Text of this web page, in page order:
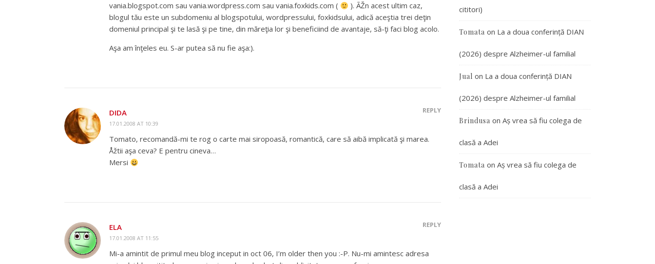
vania.blogspot.com sau vania.wordpress.com sau vania.foxkids.com (
). ÃŽn acest ultim caz,
blogul tău este un subdomeniu al blogspotului, wordpressului, foxkidsului, adică aceştia trei deţin
domeniul principal şi te lasă şi pe tine, din măreţia lor şi beneficiind de avantaje, să-ţi faci blog acolo.
Aşa am înţeles eu. S-ar putea să nu fie aşa:).
DIDA
17.01.2008 AT 10:39
REPLY
Tomato, recomandă-mi te rog o carte mai siropoasă, romantică, care să aibă implicată şi marea.
Åžtii aşa ceva? E pentru cineva…
Mersi
ELA
17.01.2008 AT 11:55
REPLY
Mi-a amintit de primul meu blog inceput in oct 06, I’m older then you :-P. Nu-mi amintesc adresa
cititori)
Tomata on La a doua conferință DIAN
(2026) despre Alzheimer-ul familial
Jual on La a doua conferință DIAN
(2026) despre Alzheimer-ul familial
Brindusa on Aș vrea să fiu colega de
clasă a Adei
Tomata on Aș vrea să fiu colega de
clasă a Adei